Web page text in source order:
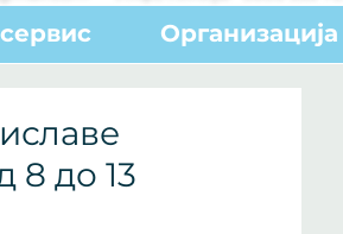
Организација
8 до 13